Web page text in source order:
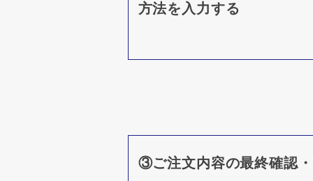
方法を入力する
③ご注文内容の最終確認・